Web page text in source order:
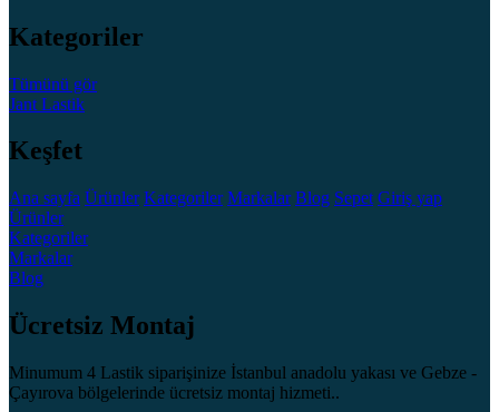
Kategoriler
Tümünü gör
Jant Lastik
Keşfet
Ana sayfa Ürünler Kategoriler Markalar Blog Sepet Giriş yap
Ürünler
Kategoriler
Markalar
Blog
Ücretsiz Montaj
Minumum 4 Lastik siparişinize İstanbul anadolu yakası ve Gebze -
Çayırova bölgelerinde ücretsiz montaj hizmeti..